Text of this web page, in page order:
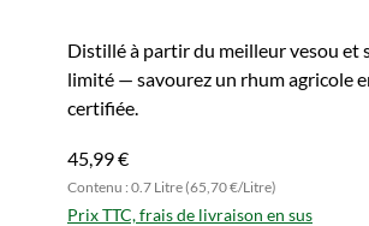
Distillé à partir du meilleur vesou et
limité — savourez un rhum agricole
certifiée.
45,99 €
Contenu : 0.7 Litre (65,70 €/Litre)
Prix TTC, frais de livraison en sus